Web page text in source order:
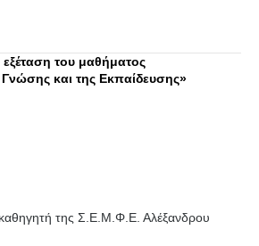
του μαθήματος
και της Εκπαίδευσης»
καθηγητή της Σ.Ε.Μ.Φ.Ε. Αλέξανδρου